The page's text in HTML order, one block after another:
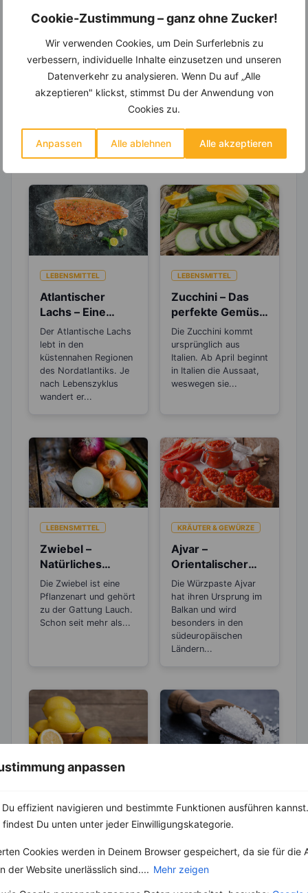
Cookie-Zustimmung – ganz ohne Zucker!
Wir verwenden Cookies, um Dein Surferlebnis zu
verbessern, individuelle Inhalte einzusetzen und unseren
Datenverkehr zu analysieren. Wenn Du auf „Alle
akzeptieren" klickst, stimmst Du der Anwendung von
Cookies zu.
Anpassen Alle ablehnen Alle akzeptieren
anpassen
effizient navigieren und bestimmte Funktionen ausführen
Du unten unter jeder Einwilligungskategorie.
Cookies werden in Deinem Browser gespeichert, da sie für die
der Website unerlässlich sind.... Mehr zeigen
viele hilfreiche und zeitsparende Möglichkeiten,
um Deine Ernährung optimal zu gestalten.
dieses Rezepts
LEBENSMITTEL
Atlantischer
Lachs – Eine
fantastische
Omega-3-Quelle
Der Atlantische Lachs
lebt in den
küstennahen Regionen
des Nordatlantiks. Je
nach Lebenszyklus
wandert er...
LEBENSMITTEL
Zucchini – Das
perfekte Gemüse
zum Abnehmen
Die Zucchini kommt
ursprünglich aus
Italien. Ab April beginnt
in Italien die Aussaat,
weswegen sie...
LEBENSMITTEL
Zwiebel –
Natürliches
Antibiotikum und
„Wunder“-
Heilmittel
Die Zwiebel ist eine
Pflanzenart und gehört
zu der Gattung Lauch.
Schon seit mehr als...
KRÄUTER & GEWÜRZE
Ajvar –
Orientalischer
Gemüsekaviar
aus Paprika
Die Würzpaste Ajvar
hat ihren Ursprung im
Balkan und wird
besonders in den
südeuropäischen
Ländern...
Sind Zitronen
sauer oder
basisch?
zu 100 % auch schon
macht lustig!“
gehört....
Salz – Die
Abnehmbremse
Salz ist ein
lebenswichtiger Stoff